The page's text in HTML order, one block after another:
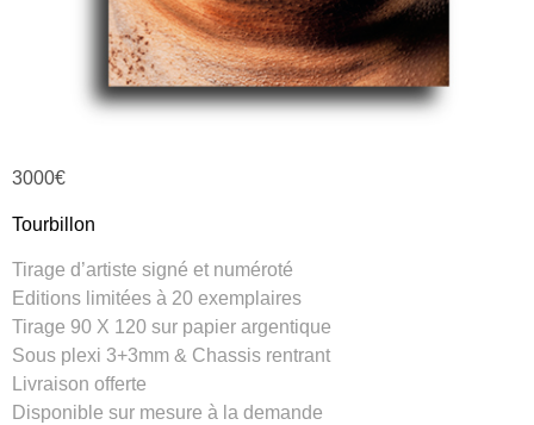
3000€
Tourbillon
Tirage d’artiste signé et numéroté
Editions limitées à 20 exemplaires
Tirage 90 X 120 sur papier argentique
Sous plexi 3+3mm & Chassis rentrant
Livraison offerte
Disponible sur mesure à la demande